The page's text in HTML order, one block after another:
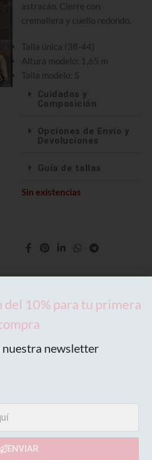
astracán. Cierre con
cremallera y cuello redondo.
Talla única (38-44)
Altura modelo: 1,65 m
Talla modelo: S
Cuidados y
Composición
Opciones de Envío y
Devoluciones
Guía de tallas
Sin existencias
del 10% para tu primera
nuestra newsletter
ENVIAR